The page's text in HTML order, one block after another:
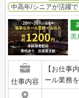
中高年/シニアが活躍
黒
仕事内容
【お仕事
ール業務